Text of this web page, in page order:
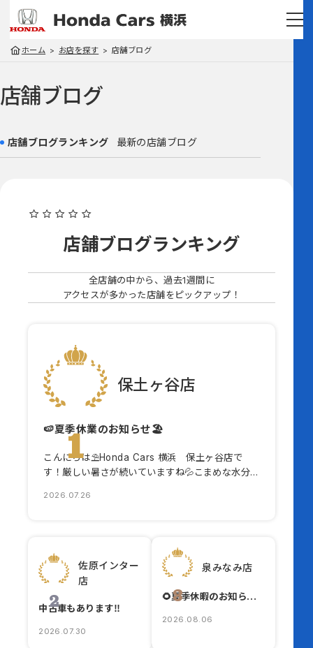
ホーム お店を探す 店舗ブログ
店舗ブログ
店舗ブログランキング 最新の店舗ブログ
店舗ブログランキング
全店舗の中から、過去1週間に
アクセスが多かった店舗をピックアップ！
1
保土ヶ谷店
🍉夏季休業のお知らせ🏖️
こんにちは⛱️Honda Cars 横浜 保土ヶ谷店で
す！厳しい暑さが続いていますね💦こまめな水分
2026.07.26
2
佐原インター
店
中古車もあります‼️
2026.07.30
3
泉みなみ店
🌻夏季休暇のお知らせ🌼
2026.08.06